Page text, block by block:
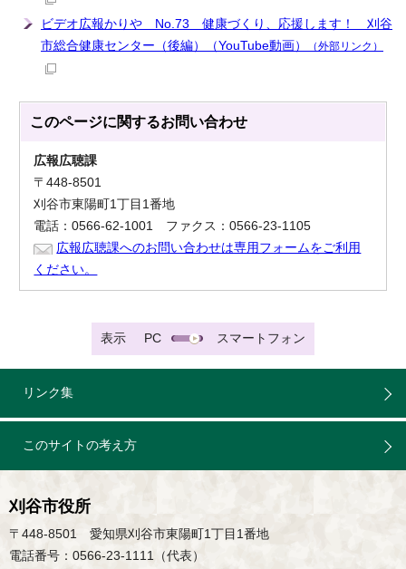
ビデオ広報かりや No.73 健康づくり、応援します！ 刈谷
市総合健康センター（後編）（YouTube動画）
（外部リンク）
このページに関するお問い合わせ
広報広聴課
〒448-8501
刈谷市東陽町1丁目1番地
電話：0566-62-1001 ファクス：0566-23-1105
広報広聴課へのお問い合わせは専用フォームをご利用
ください。
表示 PC スマートフォン
リンク集
このサイトの考え方
刈谷市役所
〒448-8501 愛知県刈谷市東陽町1丁目1番地
電話番号：0566-23-1111（代表）